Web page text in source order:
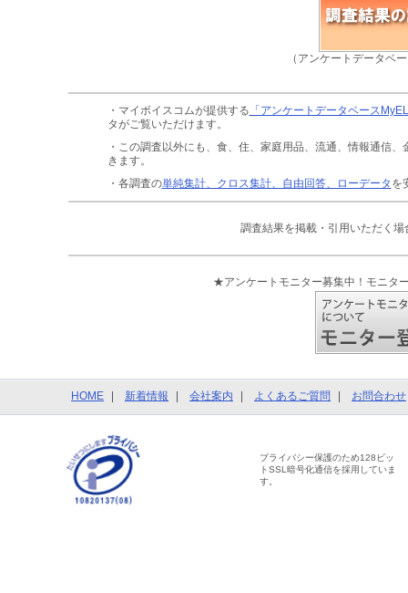
（アンケートデータベ
・マイボイスコムが提供する 「アンケートデータベース
タがご覧いただけます。
・この調査以外にも、食、住、家庭用品、流通、情報通信、
きます。
・各調査の単純集計、クロス集計、自由回答、ローデータ を
調査結果を掲載・引用いただく場
★アンケートモニター募集中！モニタ
HOME 新着情報 会社案内 よくあるご質問 お問合わせ
プライバシー保護のため128ビッ
トSSL暗号化通信を採用していま
す。